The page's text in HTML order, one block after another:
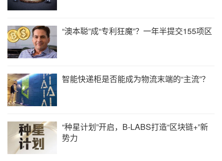
“澳本聪”成“专利狂魔”？一年半提交155项区
智能快递柜是否能成为物流末端的“主流”？
“种星计划”开启，B-LABS打造“区块链+”新
势力